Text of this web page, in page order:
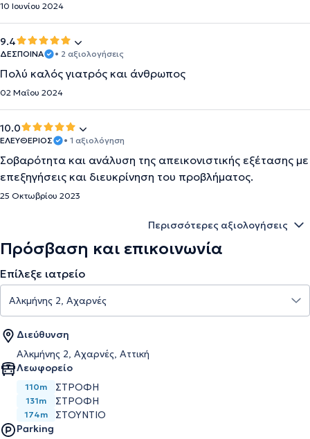
10 Ιουνίου 2024
9.4
ΔΕΣΠΟΙΝΑ • 2 αξιολογήσεις
Πολύ καλός γιατρός και άνθρωπος
02 Μαΐου 2024
10.0
ΕΛΕΥΘΕΡΙΟΣ • 1 αξιολόγηση
Σοβαρότητα και ανάλυση της απεικονιστικής εξέτασης με
επεξηγήσεις και διευκρίνηση του προβλήματος.
25 Οκτωβρίου 2023
Περισσότερες αξιολογήσεις
Πρόσβαση και επικοινωνία
Επίλεξε ιατρείο
Διεύθυνση
Αλκμήνης 2, Αχαρνές, Αττική
Λεωφορείο
110m ΣΤΡΟΦΗ
131m ΣΤΡΟΦΗ
174m
ΣΤΟΥΝΤΙΟ
Parking